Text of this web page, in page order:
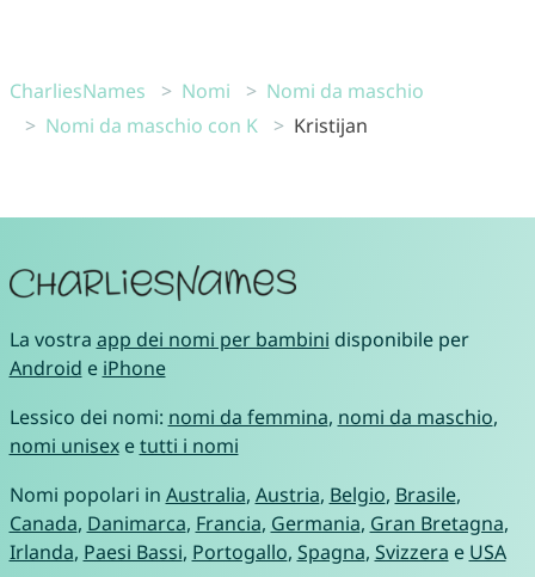
CharliesNames Nomi
Nomi da maschio
Nomi da maschio con K
Kristijan
La vostra app dei nomi per bambini disponibile per
Android e iPhone
Lessico dei nomi: nomi da femmina, nomi da maschio,
nomi unisexetutti i nomi
Nomi popolari in Australia, Austria, Belgio, Brasile,
Canada, Danimarca, Francia, Germania, Gran Bretagna,
Irlanda, Paesi Bassi, Portogallo, Spagna, Svizzera e USA